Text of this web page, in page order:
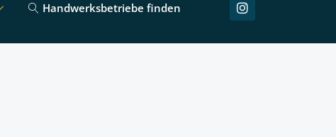
Handwerksbetriebe finden